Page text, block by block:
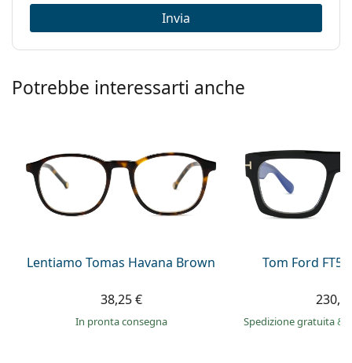
Codice:
TH 2033 10A 23 48
Invia
Potrebbe interessarti anche
Lentiamo Tomas Havana Brown
38,25 €
in pronta consegna
Tom Ford
Spedizione gratuita&